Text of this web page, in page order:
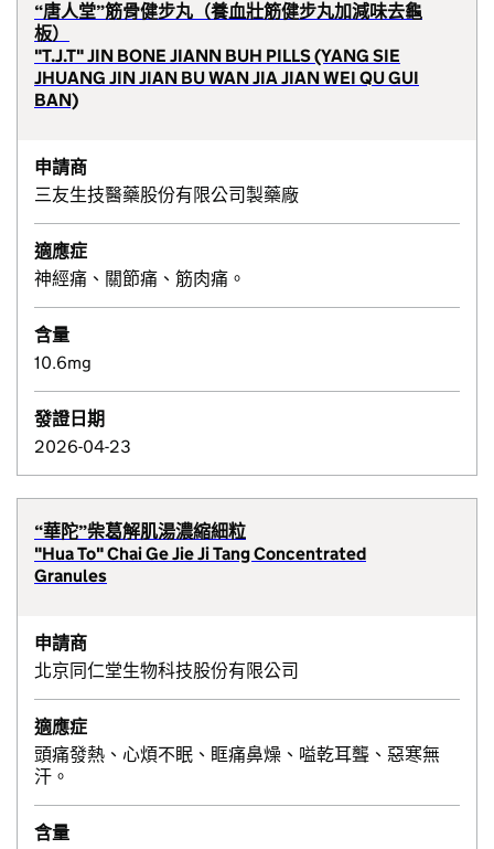
“唐人堂”筋骨健步丸（養血壯筋健步丸加減味去龜
板）
"T.J.T" JIN BONE JIANN BUH PILLS (YANG SIE
JHUANG JIN JIAN BU WAN JIA JIAN WEI QU GUI
BAN)
申請商
三友生技醫藥股份有限公司製藥廠
適應症
神經痛、關節痛、筋肉痛。
含量
10.6mg
發證日期
2026-04-23
“華陀”柴葛解肌湯濃縮細粒
"Hua To" Chai Ge Jie Ji Tang Concentrated
Granules
申請商
北京同仁堂生物科技股份有限公司
適應症
頭痛發熱、心煩不眠、眶痛鼻燥、嗌乾耳聾、惡寒無
汗。
含量